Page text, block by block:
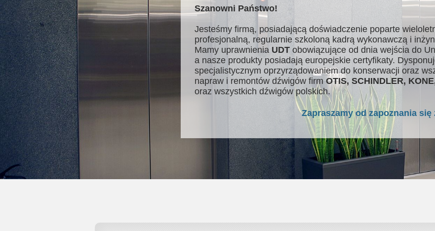
Szanowni Państwo!
Jesteśmy firmą, posiadającą doświadczenie poparte
profesjonalną, regularnie szkoloną kadrą wykonawczą i
Mamy uprawnienia UDT obowiązujące od dnia wejścia do
a nasze produkty posiadają europejskie certyfikaty.
specjalistycznym oprzyrządowaniem do konserwacji oraz
napraw i remontów dźwigów firmOTIS, SCHINDLER,
oraz wszystkich dźwigów polskich.
Zapraszamy od zapoznania się